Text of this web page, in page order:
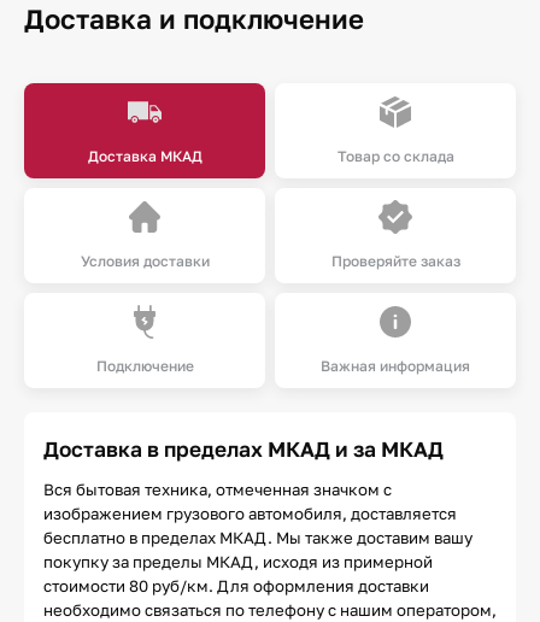
Доставка и подключение
Доставка МКАД Товар со склада
Условия доставки Проверяйте заказ
Подключение Важная информация
Доставка в пределах МКАД и за МКАД
Вся бытовая техника, отмеченная значком с
изображением грузового автомобиля, доставляется
бесплатно в пределах МКАД. Мы также доставим вашу
покупку за пределы МКАД, исходя из примерной
стоимости 80 руб/км. Для оформления доставки
необходимо связаться по телефону с нашим оператором,